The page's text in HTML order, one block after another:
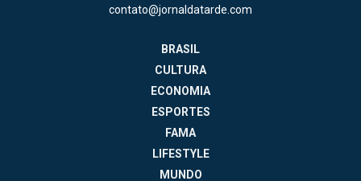
contato@jornaldatarde.com
BRASIL
CULTURA
ECONOMIA
ESPORTES
FAMA
LIFESTYLE
MUNDO